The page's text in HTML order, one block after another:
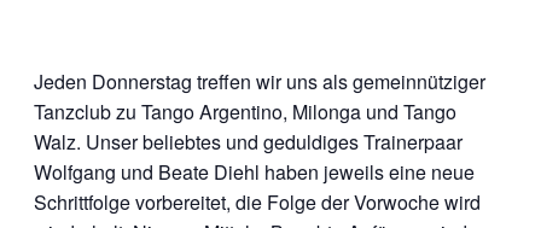
Jeden Donnerstag treffen wir uns als gemeinnütziger
Tanzclub zu Tango Argentino, Milonga und Tango
Walz. Unser beliebtes und geduldiges Trainerpaar
Wolfgang und Beate Diehl haben jeweils eine neue
Schrittfolge vorbereitet, die Folge der Vorwoche wird